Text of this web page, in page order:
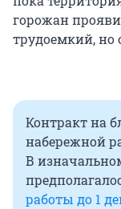
горожан
трудоемкий, но
Контракт на
набережной
В
работы до 1